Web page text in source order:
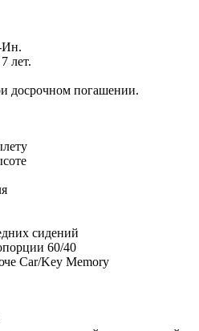
Ин.
лет.
досрочном погашении.
сидений
60/40
Car/Key Memory